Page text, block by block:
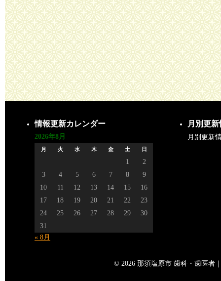
情報更新カレンダー
2026年8月
月 火 水 木 金 土 日
1
2
3
4 5 6 7 8
9
10
11 12 13 14 15
16
17
18 19 20 21 22
23
24
25 26 27 28 29
30
31
« 8月
月別更
月別更新
© 2026 那須塩原市 歯科・歯医者